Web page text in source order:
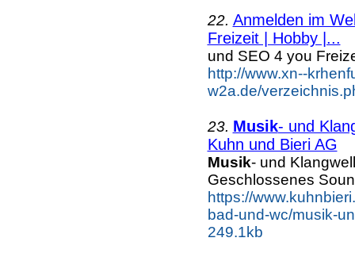
22. Anmelden im
Freizeit | Hobby |...
und SEO 4 you
http://www.xn--
w2a.de/
23. Musik- und
Kuhn und Bieri AG
Musik- und
Geschlossenes
https://
bad-und-wc/musik-
249.1kb